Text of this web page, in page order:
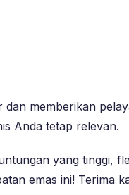
memberikan
Anda tetap relevan.
yang tinggi,
emas ini! Terima